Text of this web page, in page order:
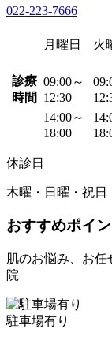
022-223-7666
月曜日 火
診療
時間
09:00～
12:30
14:00～
18:00
休診日
木曜・日曜・祝日
おすすめポイ
肌のお悩み、お任
院
駐車場有り